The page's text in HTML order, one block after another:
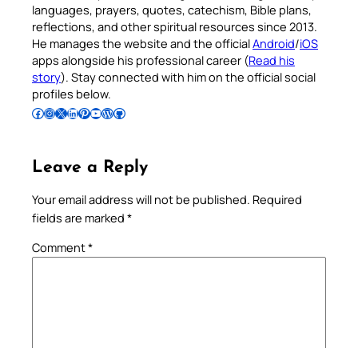
languages, prayers, quotes, catechism, Bible plans,
reflections, and other spiritual resources since 2013.
He manages the website and the officialAndroid/iOS
apps alongside his professional career (Read his
story). Stay connected with him on the official social
profiles below.
Follow Pradeep on Facebook Follow Pradeep on InstagramFollow Pradeep on X Follow Pradeep on LinkedIn Follow Pradeep on Pinterest Subscribe to Pradeep’s Youtube Channel Follow Pradeep on WordPress Follow Pradeep on GitHub
Leave a Reply
Your email address will not be published. Required
fields are marked *
Comment*